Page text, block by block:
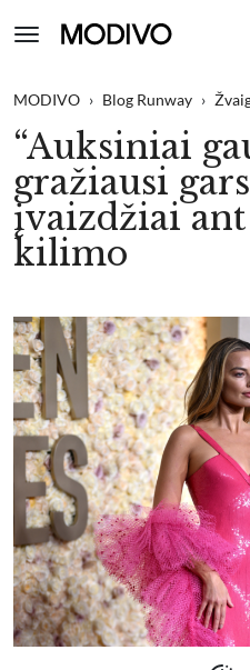
MODIVO › Blog Runway ›
“Auksiniai
gražiausi
įvaizdžiai
kilimo